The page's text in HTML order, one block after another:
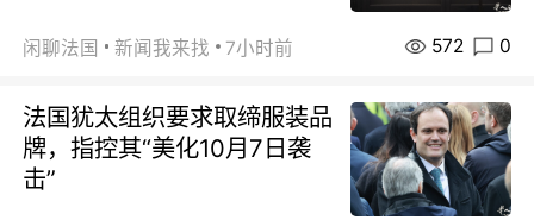
闲聊法国 新闻我来找 7小时前 572 0
法国犹太组织要求取缔服装品
牌，指控其“美化10月7日袭
击”